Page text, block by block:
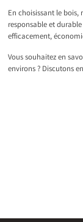
En choisissant le bois,
responsable et
efficacement,
Vous souhaitez en
environs ? Discutons